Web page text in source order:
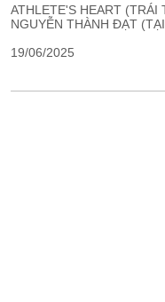
ATHLETE'S HEART (TRÁI
NGUYỄN THÀNH ĐẠT
19/06/2025